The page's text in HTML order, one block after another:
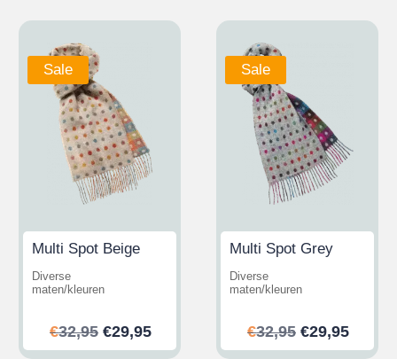
Sale
Multi Spot Beige
Diverse
maten/kleuren
€32,95 Ursprünglicher
Preis
€29,95Aktueller
Preis
Sale
Multi Spot Grey
Diverse
maten/kleuren
€32,95
Preis
€29,95
Preis